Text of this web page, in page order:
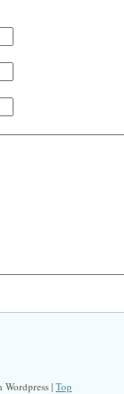
| Top